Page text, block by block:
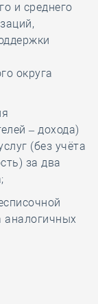
и среднего
округа
– дохода)
(без учёта
за два
аналогичных